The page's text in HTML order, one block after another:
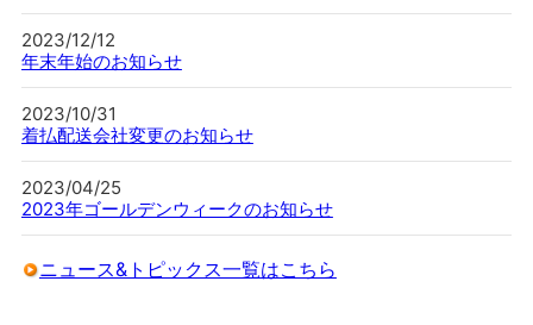
2023/12/12
年末年始のお知らせ
2023/10/31
着払配送会社変更のお知らせ
2023/04/25
2023年ゴールデンウィークのお知らせ
ニュース&トピックス一覧はこちら